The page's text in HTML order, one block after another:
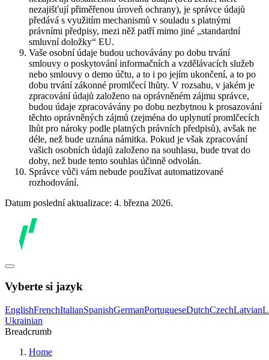
nezajišťují přiměřenou úroveň ochrany), je správce údajů
předává s využitím mechanismů v souladu s platnými
právními předpisy, mezi něž patří mimo jiné „standardní
smluvní doložky“ EU.
Vaše osobní údaje budou uchovávány po dobu trvání
smlouvy o poskytování informačních a vzdělávacích služeb
nebo smlouvy o demo účtu, a to i po jejím ukončení, a to po
dobu trvání zákonné promlčecí lhůty. V rozsahu, v jakém je
zpracování údajů založeno na oprávněném zájmu správce,
budou údaje zpracovávány po dobu nezbytnou k prosazování
těchto oprávněných zájmů (zejména do uplynutí promlčecích
lhůt pro nároky podle platných právních předpisů), avšak ne
déle, než bude uznána námitka. Pokud je však zpracování
vašich osobních údajů založeno na souhlasu, bude trvat do
doby, než bude tento souhlas účinně odvolán.
Správce vůči vám nebude používat automatizované
rozhodování.
Datum poslední aktualizace: 4. března 2026.
Vyberte si jazyk
EnglishFrenchItalianSpanishGermanPortugueseDutchCzechLatvian
Ukrainian
Breadcrumb
Home